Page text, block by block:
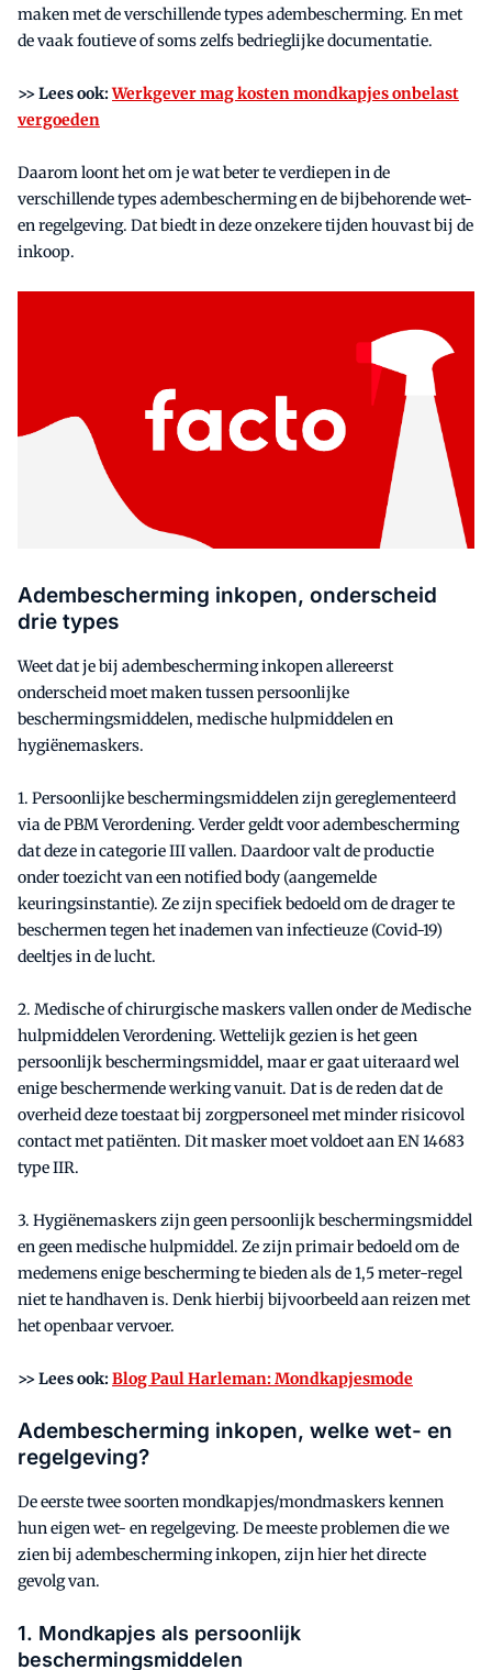
maken met de verschillende types adembescherming. En met
de vaak foutieve of soms zelfs bedrieglijke documentatie.
>> Lees ook:Werkgever mag kosten mondkapjes onbelast
vergoeden
Daarom loont het om je wat beter te verdiepen in de
verschillende types adembescherming en de bijbehorende wet-
en regelgeving. Dat biedt in deze onzekere tijden houvast bij de
inkoop.
Adembescherming inkopen, onderscheid
drie types
Weet dat je bij adembescherming inkopen allereerst
onderscheid moet maken tussen persoonlijke
beschermingsmiddelen, medische hulpmiddelen en
hygiënemaskers.
1. Persoonlijke beschermingsmiddelen zijn gereglementeerd
via de PBM Verordening. Verder geldt voor adembescherming
dat deze in categorie III vallen. Daardoor valt de productie
onder toezicht van een notified body (aangemelde
keuringsinstantie). Ze zijn specifiek bedoeld om de drager te
beschermen tegen het inademen van infectieuze (Covid-19)
deeltjes in de lucht.
2. Medische of chirurgische maskers vallen onder de Medische
hulpmiddelen Verordening. Wettelijk gezien is het geen
persoonlijk beschermingsmiddel, maar er gaat uiteraard wel
enige beschermende werking vanuit. Dat is de reden dat de
overheid deze toestaat bij zorgpersoneel met minder risicovol
contact met patiënten. Dit masker moet voldoet aan EN 14683
type IIR.
3. Hygiënemaskers zijn geen persoonlijk beschermingsmiddel
en geen medische hulpmiddel. Ze zijn primair bedoeld om de
medemens enige bescherming te bieden als de 1,5 meter-regel
niet te handhaven is. Denk hierbij bijvoorbeeld aan reizen met
het openbaar vervoer.
>> Lees ook:Blog Paul Harleman: Mondkapjesmode
Adembescherming inkopen, welke wet- en
regelgeving?
De eerste twee soorten mondkapjes/mondmaskers kennen
hun eigen wet- en regelgeving. De meeste problemen die we
zien bij adembescherming inkopen, zijn hier het directe
gevolg van.
1. Mondkapjes als persoonlijk
beschermingsmiddelen